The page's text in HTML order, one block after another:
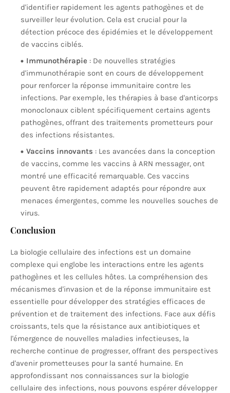
d'identifier rapidement les agents pathogènes et de
surveiller leur évolution. Cela est crucial pour la
détection précoce des épidémies et le développement
de vaccins ciblés.
Immunothérapie : De nouvelles stratégies
d'immunothérapie sont en cours de développement
pour renforcer la réponse immunitaire contre les
infections. Par exemple, les thérapies à base d'anticorps
monoclonaux ciblent spécifiquement certains agents
pathogènes, offrant des traitements prometteurs pour
des infections résistantes.
Vaccins innovants : Les avancées dans la conception
de vaccins, comme les vaccins à ARN messager, ont
montré une efficacité remarquable. Ces vaccins
peuvent être rapidement adaptés pour répondre aux
menaces émergentes, comme les nouvelles souches de
virus.
Conclusion
La biologie cellulaire des infections est un domaine
complexe qui englobe les interactions entre les agents
pathogènes et les cellules hôtes. La compréhension des
mécanismes d'invasion et de la réponse immunitaire est
essentielle pour développer des stratégies efficaces de
prévention et de traitement des infections. Face aux défis
croissants, tels que la résistance aux antibiotiques et
l'émergence de nouvelles maladies infectieuses, la
recherche continue de progresser, offrant des perspectives
d'avenir prometteuses pour la santé humaine. En
approfondissant nos connaissances sur la biologie
cellulaire des infections, nous pouvons espérer développer